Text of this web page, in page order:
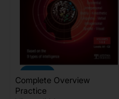
Complete Overview
Practice